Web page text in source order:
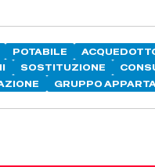
POTABILE
SOSTITUZIONE
GRUPPO